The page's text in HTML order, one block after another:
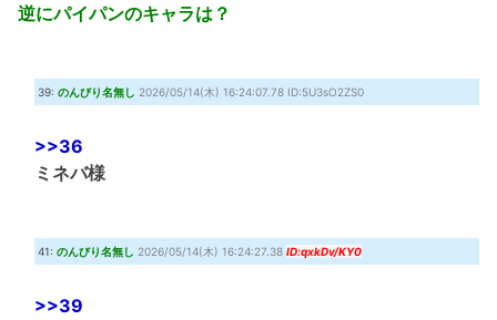
逆にパイパンのキャラは？
39: のんびり名無し 2026/05/14(木) 16:24:07.78 ID:5U3sO2ZS0
>>36
ミネバ様
41: のんびり名無し 2026/05/14(木) 16:24:27.38 ID:qxkDv/KY0
>>39